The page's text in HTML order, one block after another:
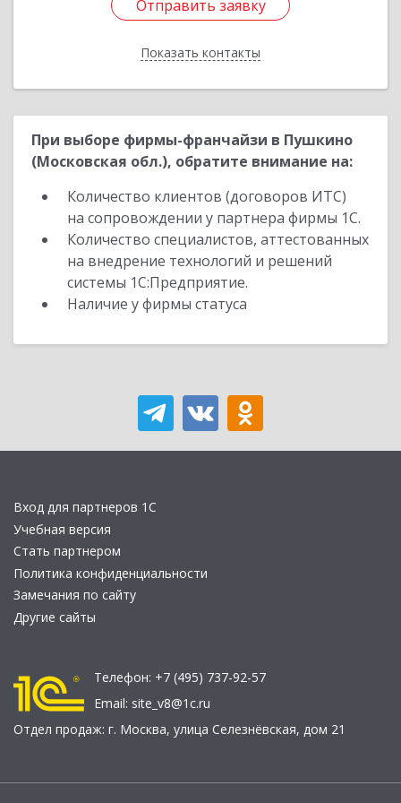
Отправить заявку
Показать контакты
Отправить заявку
Назад
При выборе фирмы-франчайзи в Пушкино
(Московская обл.), обратите внимание на:
Количество клиентов (договоров ИТС)
на сопровождении у партнера фирмы 1С.
Количество специалистов, аттестованных
на внедрение технологий и решений
системы 1С:Предприятие.
Наличие у фирмы статуса
Вход для партнеров 1С
Учебная версия
Стать партнером
Политика конфиденциальности
Замечания по сайту
Другие сайты
Телефон: +7 (495) 737-92-57
Email: site_v8@1c.ru
Отдел продаж: г. Москва, улица Селезнёвская, дом 21